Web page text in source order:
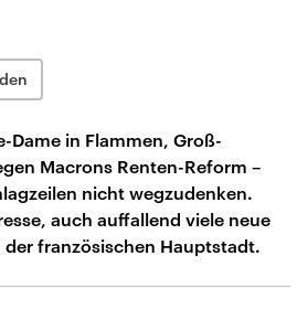
Dame in Flammen, Groß-
Macrons Renten-Reform –
nicht wegzudenken.
auch auffallend viele neue
französischen Hauptstadt.